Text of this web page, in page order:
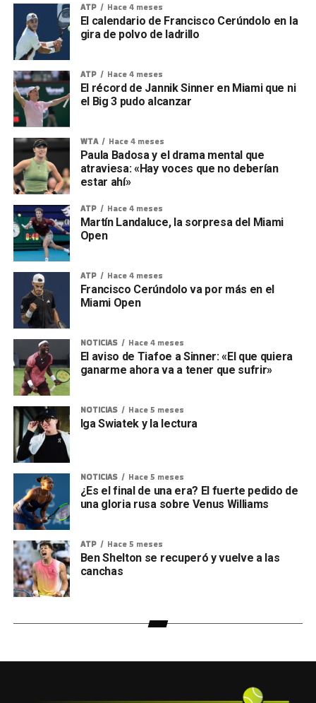
ATP Hace 4 meses
El calendario de Francisco Cerúndolo en la
gira de polvo de ladrillo
ATP Hace 4 meses
El récord de Jannik Sinner en Miami que ni
el Big 3 pudo alcanzar
WTA Hace 4 meses
Paula Badosa y el drama mental que
atraviesa: «Hay voces que no deberían
estar ahí»
ATP Hace 4 meses
Martín Landaluce, la sorpresa del Miami
Open
ATP Hace 4 meses
Francisco Cerúndolo va por más en el
Miami Open
NOTICIAS Hace 4 meses
El aviso de Tiafoe a Sinner: «El que quiera
ganarme ahora va a tener que sufrir»
NOTICIAS Hace 5 meses
Iga Swiatek y la lectura
NOTICIAS Hace 5 meses
¿Es el final de una era? El fuerte pedido de
una gloria rusa sobre Venus Williams
ATP Hace 5 meses
Ben Shelton se recuperó y vuelve a las
canchas